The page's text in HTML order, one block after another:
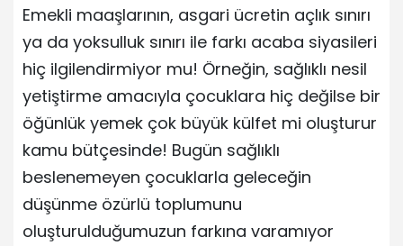
Emekli maaşlarının, asgari ücretin açlık sınırı
ya da yoksulluk sınırı ile farkı acaba siyasileri
hiç ilgilendirmiyor mu! Örneğin, sağlıklı nesil
yetiştirme amacıyla çocuklara hiç değilse bir
öğünlük yemek çok büyük külfet mi oluşturur
kamu bütçesinde! Bugün sağlıklı
beslenemeyen çocuklarla geleceğin
düşünme özürlü toplumunu
oluşturulduğumuzun farkına varamıyor